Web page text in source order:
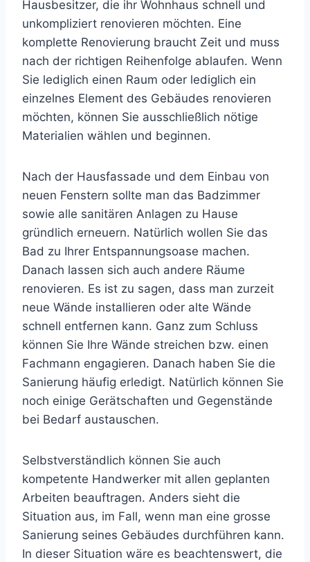
Hausbesitzer, die ihr Wohnhaus schnell und
unkompliziert renovieren möchten. Eine
komplette Renovierung braucht Zeit und muss
nach der richtigen Reihenfolge ablaufen. Wenn
Sie lediglich einen Raum oder lediglich ein
einzelnes Element des Gebäudes renovieren
möchten, können Sie ausschließlich nötige
Materialien wählen und beginnen.
Nach der Hausfassade und dem Einbau von
neuen Fenstern sollte man das Badzimmer
sowie alle sanitären Anlagen zu Hause
gründlich erneuern. Natürlich wollen Sie das
Bad zu Ihrer Entspannungsoase machen.
Danach lassen sich auch andere Räume
renovieren. Es ist zu sagen, dass man zurzeit
neue Wände installieren oder alte Wände
schnell entfernen kann. Ganz zum Schluss
können Sie Ihre Wände streichen bzw. einen
Fachmann engagieren. Danach haben Sie die
Sanierung häufig erledigt. Natürlich können Sie
noch einige Gerätschaften und Gegenstände
bei Bedarf austauschen.
Selbstverständlich können Sie auch
kompetente Handwerker mit allen geplanten
Arbeiten beauftragen. Anders sieht die
Situation aus, im Fall, wenn man eine grosse
Sanierung seines Gebäudes durchführen kann.
In dieser Situation wäre es beachtenswert, die